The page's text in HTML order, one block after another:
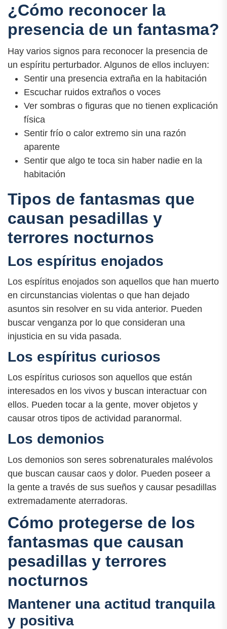
¿Cómo reconocer la
presencia de un fantasma?
Hay varios signos para reconocer la presencia de
un espíritu perturbador. Algunos de ellos incluyen:
Sentir una presencia extraña en la habitación
Escuchar ruidos extraños o voces
Ver sombras o figuras que no tienen explicación
física
Sentir frío o calor extremo sin una razón
aparente
Sentir que algo te toca sin haber nadie en la
habitación
Tipos de fantasmas que
causan pesadillas y
terrores nocturnos
Los espíritus enojados
Los espíritus enojados son aquellos que han muerto
en circunstancias violentas o que han dejado
asuntos sin resolver en su vida anterior. Pueden
buscar venganza por lo que consideran una
injusticia en su vida pasada.
Los espíritus curiosos
Los espíritus curiosos son aquellos que están
interesados en los vivos y buscan interactuar con
ellos. Pueden tocar a la gente, mover objetos y
causar otros tipos de actividad paranormal.
Los demonios
Los demonios son seres sobrenaturales malévolos
que buscan causar caos y dolor. Pueden poseer a
la gente a través de sus sueños y causar pesadillas
extremadamente aterradoras.
Cómo protegerse de los
fantasmas que causan
pesadillas y terrores
nocturnos
Mantener una actitud tranquila
y positiva